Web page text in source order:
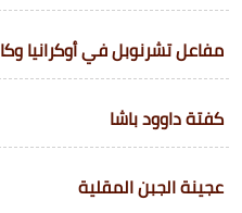
مفاعل تشرنوبل في أوكرانيا
كفتة داوود باشا
عجينة الجبن المقلية